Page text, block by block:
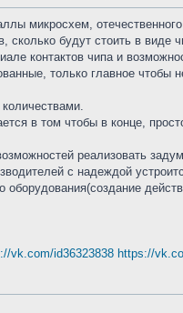
микросхем,
сколько будут стоить в виде
контактов чипа и
только главное
в том чтобы в конце,
реализовать
с надеждой
оборудования(создание
vk.com/id36323838 https://